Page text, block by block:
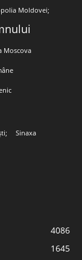
Moldovei;
Moscova
Sinaxa
4086
1645